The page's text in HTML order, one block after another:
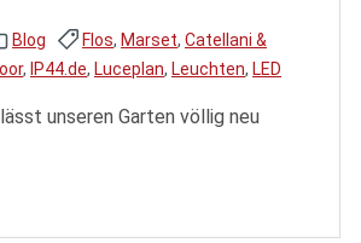
Blog Flos, Marset, Catellani &
, IP44.de, Luceplan, Leuchten, LED
unseren Garten völlig neu